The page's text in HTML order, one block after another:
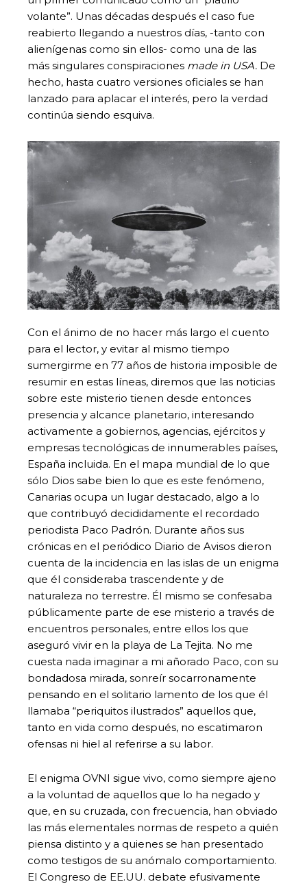
volante”. Unas décadas después el caso fue
reabierto llegando a nuestros días, -tanto con
alienígenas como sin ellos- como una de las
más singulares conspiraciones made in USA. De
hecho, hasta cuatro versiones oficiales se han
lanzado para aplacar el interés, pero la verdad
continúa siendo esquiva.
Con el ánimo de no hacer más largo el cuento
para el lector, y evitar al mismo tiempo
sumergirme en 77 años de historia imposible de
resumir en estas líneas, diremos que las noticias
sobre este misterio tienen desde entonces
presencia y alcance planetario, interesando
activamente a gobiernos, agencias, ejércitos y
empresas tecnológicas de innumerables países,
España incluida. En el mapa mundial de lo que
sólo Dios sabe bien lo que es este fenómeno,
Canarias ocupa un lugar destacado, algo a lo
que contribuyó decididamente el recordado
periodista Paco Padrón. Durante años sus
crónicas en el periódico Diario de Avisos dieron
cuenta de la incidencia en las islas de un enigma
que él consideraba trascendente y de
naturaleza no terrestre. Él mismo se confesaba
públicamente parte de ese misterio a través de
encuentros personales, entre ellos los que
aseguró vivir en la playa de La Tejita. No me
cuesta nada imaginar a mi añorado Paco, con su
bondadosa mirada, sonreír socarronamente
pensando en el solitario lamento de los que él
llamaba “periquitos ilustrados” aquellos que,
tanto en vida como después, no escatimaron
ofensas ni hiel al referirse a su labor.
El enigma OVNI sigue vivo, como siempre ajeno
a la voluntad de aquellos que lo ha negado y
que, en su cruzada, con frecuencia, han obviado
las más elementales normas de respeto a quién
piensa distinto y a quienes se han presentado
como testigos de su anómalo comportamiento.
El Congreso de EE.UU. debate efusivamente